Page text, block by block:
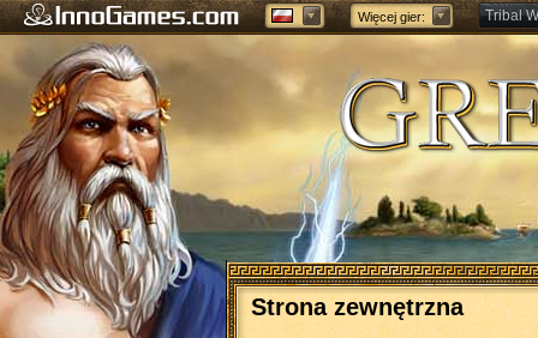
Więcej gier: Tribal
Forge
Strona zewnętrzna